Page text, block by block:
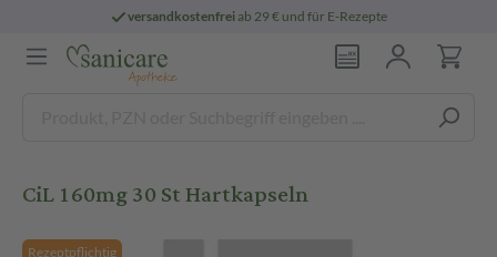
versandkostenfreiab 29 € und für E-Rezepte
CiL 160mg 30 St Hartkapseln
Rezeptpflichtig